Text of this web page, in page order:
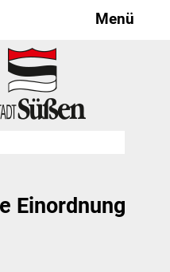
Menü
& Politik
Ausschüsse
Einordnung